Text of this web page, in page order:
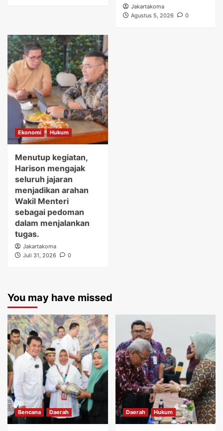
Jakartakoma
Agustus 5, 2026
0
Ekonomi Hukum
Menutup kegiatan,
Harison mengajak
seluruh jajaran
menjadikan arahan
Wakil Menteri
sebagai pedoman
dalam menjalankan
tugas.
Jakartakoma
Juli 31, 2026
0
You may have missed
Bencana Daerah Daerah Hukum